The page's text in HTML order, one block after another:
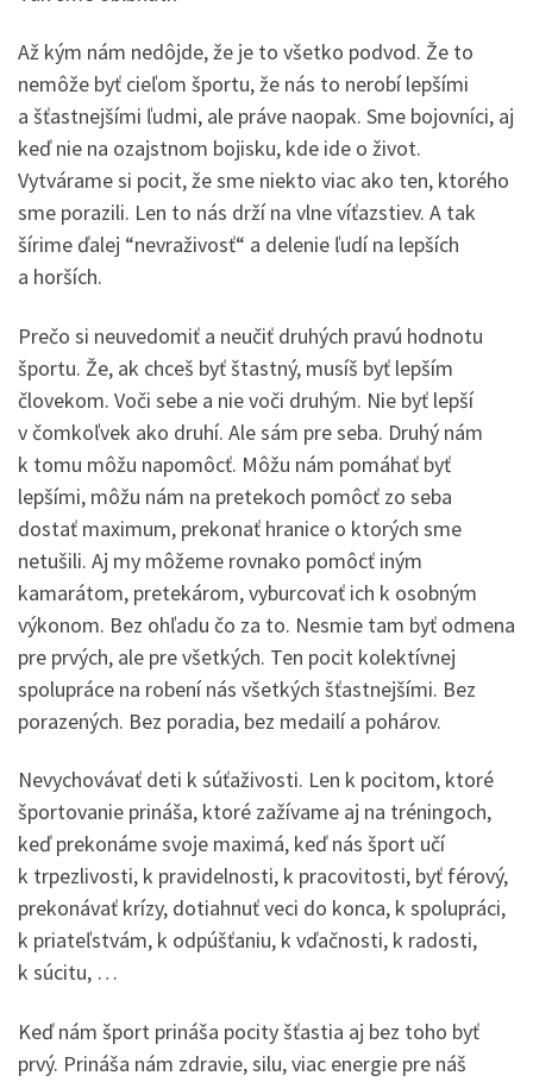
Až kým nám nedôjde, že je to všetko podvod. Že to
nemôže byť cieľom športu, že nás to nerobí lepšími
a šťastnejšími ľudmi, ale práve naopak. Sme bojovníci, aj
keď nie na ozajstnom bojisku, kde ide o život.
Vytvárame si pocit, že sme niekto viac ako ten, ktorého
sme porazili. Len to nás drží na vlne víťazstiev. A tak
šírime ďalej “nevraživosť“ a delenie ľudí na lepších
a horších.
Prečo si neuvedomiť a neučiť druhých pravú hodnotu
športu. Že, ak chceš byť štastný, musíš byť lepším
človekom. Voči sebe a nie voči druhým. Nie byť lepší
v čomkoľvek ako druhí. Ale sám pre seba. Druhý nám
k tomu môžu napomôcť. Môžu nám pomáhať byť
lepšími, môžu nám na pretekoch pomôcť zo seba
dostať maximum, prekonať hranice o ktorých sme
netušili. Aj my môžeme rovnako pomôcť iným
kamarátom, pretekárom, vyburcovať ich k osobným
výkonom. Bez ohľadu čo za to. Nesmie tam byť odmena
pre prvých, ale pre všetkých. Ten pocit kolektívnej
spolupráce na robení nás všetkých šťastnejšími. Bez
porazených. Bez poradia, bez medailí a pohárov.
Nevychovávať deti k súťaživosti. Len k pocitom, ktoré
športovanie prináša, ktoré zažívame aj na tréningoch,
keď prekonáme svoje maximá, keď nás šport učí
k trpezlivosti, k pravidelnosti, k pracovitosti, byť férový,
prekonávať krízy, dotiahnuť veci do konca, k spolupráci,
k priateľstvám, k odpúšťaniu, k vďačnosti, k radosti,
k súcitu, …
Keď nám šport prináša pocity šťastia aj bez toho byť
prvý. Prináša nám zdravie, silu, viac energie pre náš